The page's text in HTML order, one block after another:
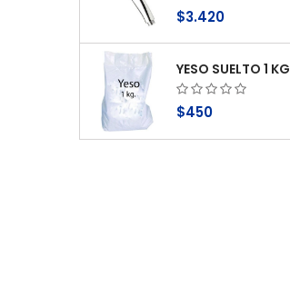
$3.420
YESO SUELTO 1 KG
$450